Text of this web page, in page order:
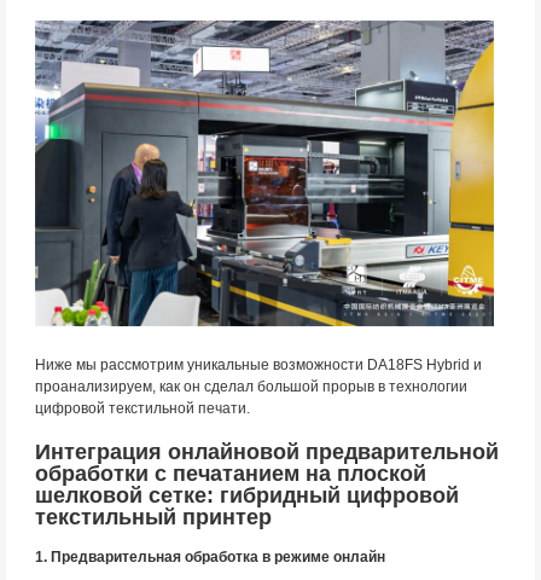
Ниже мы рассмотрим уникальные возможности DA18FS Hybrid и
проанализируем, как он сделал большой прорыв в технологии
цифровой текстильной печати.
Интеграция онлайновой предварительной
обработки с печатанием на плоской
шелковой сетке: гибридный цифровой
текстильный принтер
1. Предварительная обработка в режиме онлайн